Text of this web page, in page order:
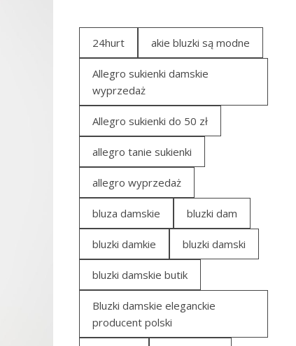
24hurt akie bluzki są modne
Allegro sukienki damskie
wyprzedaż
Allegro sukienki do 50 zł
allegro tanie sukienki
allegro wyprzedaż
bluza damskie bluzki dam
bluzki damkie bluzki damski
bluzki damskie butik
Bluzki damskie eleganckie
producent polski